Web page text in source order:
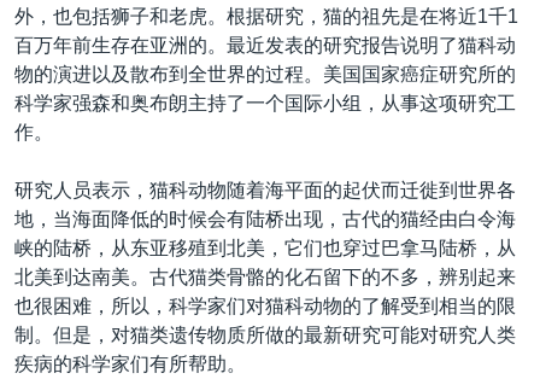
检
非洲
美洲
全球议题
军事
劳工
环境
国会报道
美中关系
美国建国250周年
埃博拉疫情
美国之音专访
重要讲话与声明
台海两岸关系
南中国海争端
关注西藏
VOA今日焦点
中文广播
关注我们
其他语言网站
外，也包括狮子和老虎。根据研究，猫的祖先是在将近1千1
百万年前生存在亚洲的。最近发表的研究报告说明了猫科动
物的演进以及散布到全世界的过程。美国国家癌症研究所的
科学家强森和奥布朗主持了一个国际小组，从事这项研究工
作。
研究人员表示，猫科动物随着海平面的起伏而迁徙到世界各
地，当海面降低的时候会有陆桥出现，古代的猫经由白令海
峡的陆桥，从东亚移殖到北美，它们也穿过巴拿马陆桥，从
北美到达南美。古代猫类骨骼的化石留下的不多，辨别起来
也很困难，所以，科学家们对猫科动物的了解受到相当的限
制。但是，对猫类遗传物质所做的最新研究可能对研究人类
疾病的科学家们有所帮助。